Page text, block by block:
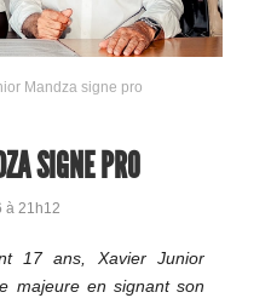
Mandza signe pro
SIGNE PRO
à 21h12
17 ans, Xavier Junior
majeure en signant son